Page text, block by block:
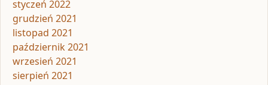
styczeń 2022
grudzień 2021
listopad 2021
październik 2021
wrzesień 2021
sierpień 2021